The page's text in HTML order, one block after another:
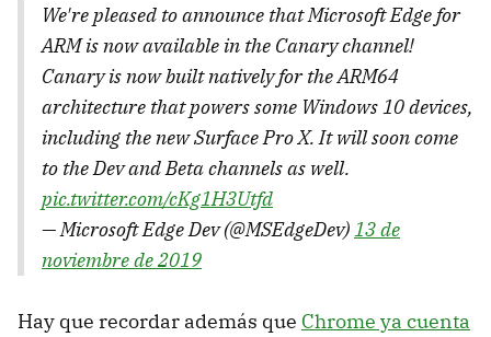
We're pleased to announce that Microsoft Edge for
ARM is now available in the Canary channel!
Canary is now built natively for the ARM64
architecture that powers some Windows 10 devices,
including the new Surface Pro X. It will soon come
to the Dev and Beta channels as well.
pic.twitter.com/cKg1H3Utfd
— Microsoft Edge Dev (@MSEdgeDev)13 de
noviembre de 2019
Hay que recordar además que Chrome ya cuenta